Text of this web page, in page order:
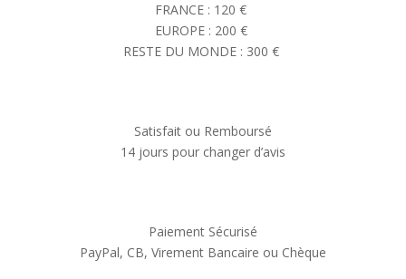
FRANCE : 120 €
EUROPE : 200 €
RESTE DU MONDE : 300 €
Satisfait ou Remboursé
14 jours pour changer d’avis
Paiement Sécurisé
PayPal, CB, Virement Bancaire ou Chèque